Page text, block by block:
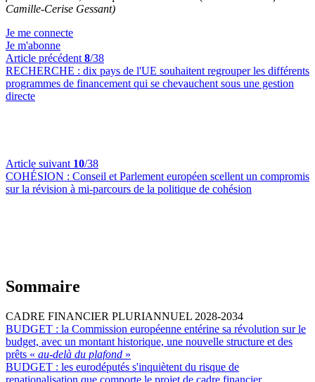
Camille-Cerise Gessant)
Je me connecte
Je m'abonne
Article précédent 8/38
RECHERCHE : dix pays de l'UE souhaitent regrouper les différents
programmes de financement qui se chevauchent sous une gestion
directe
Article suivant 10/38
COHÉSION : Conseil et Parlement européen scellent un compromis
sur la révision à mi-parcours de la politique de cohésion
Sommaire
CADRE FINANCIER PLURIANNUEL 2028-2034
BUDGET : la Commission européenne entérine sa révolution sur le
budget, avec un montant historique, une nouvelle structure et des
prêts « au-delà du plafond »
BUDGET : les eurodéputés s'inquiètent du risque de
renationalisation que comporte le projet de cadre financier